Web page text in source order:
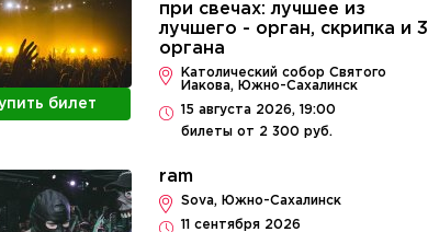
билет
при свечах: лучшее из
лучшего - орган, скрипка и 3
органа
Католический собор Святого
Иакова, Южно-Сахалинск
15 августа 2026, 19:00
билеты от 2 300 руб.
ram
Sova, Южно-Сахалинск
11 сентября 2026